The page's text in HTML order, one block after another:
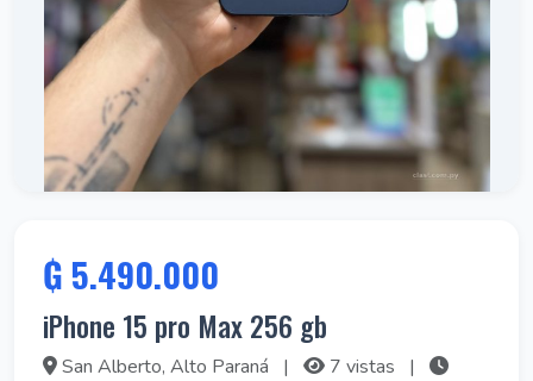
₲ 5.490.000
iPhone 15 pro Max 256 gb
San Alberto, Alto Paraná | 7 vistas
|